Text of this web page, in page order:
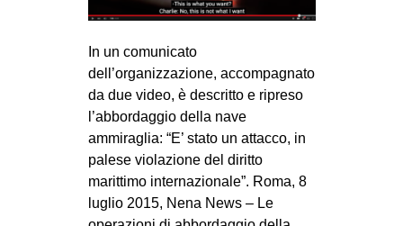
ZAM
MOBILITAZIONI
SPAZI
SPORT POPOLARE
MOVIMENTI
AMBIENTE
In un comunicato
dell’organizzazione, accompagnato
da due video, è descritto e ripreso
l’abbordaggio della nave
ammiraglia: “E’ stato un attacco, in
palese violazione del diritto
marittimo internazionale”. Roma, 8
luglio 2015, Nena News – Le